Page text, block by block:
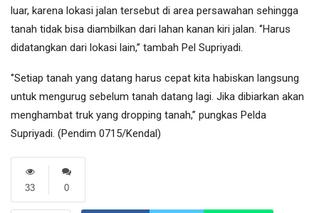
luar, karena lokasi jalan tersebut di area persawahan sehingga
tanah tidak bisa diambilkan dari lahan kanan kiri jalan. ‘’Harus
didatangkan dari lokasi lain,’’ tambah Pel Supriyadi.
‘’Setiap tanah yang datang harus cepat kita habiskan langsung
untuk mengurug sebelum tanah datang lagi. Jika dibiarkan akan
menghambat truk yang dropping tanah,’’ pungkas Pelda
Supriyadi. (Pendim 0715/Kendal)
0
33